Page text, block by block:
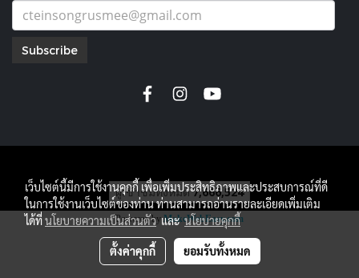
Subscribe
ผู้เข้าชมวันนี้
788
Powered byMakeWebEasy.com
เว็บไซต์นี้มีการใช้งานคุกกี้ เพื่อเพิ่มประสิทธิภาพและประสบการณ์ที่ดี
ในการใช้งานเว็บไซต์ของท่าน ท่านสามารถอ่านรายละเอียดเพิ่มเติม
ได้ที่นโยบายความเป็นส่วนตัวและนโยบายคุกกี้
ตั้งค่าคุกกี้ ยอมรับทั้งหมด